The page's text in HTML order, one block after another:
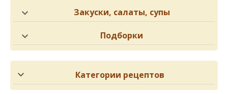
Закуски, салаты, супы
Подборки
Категории рецептов